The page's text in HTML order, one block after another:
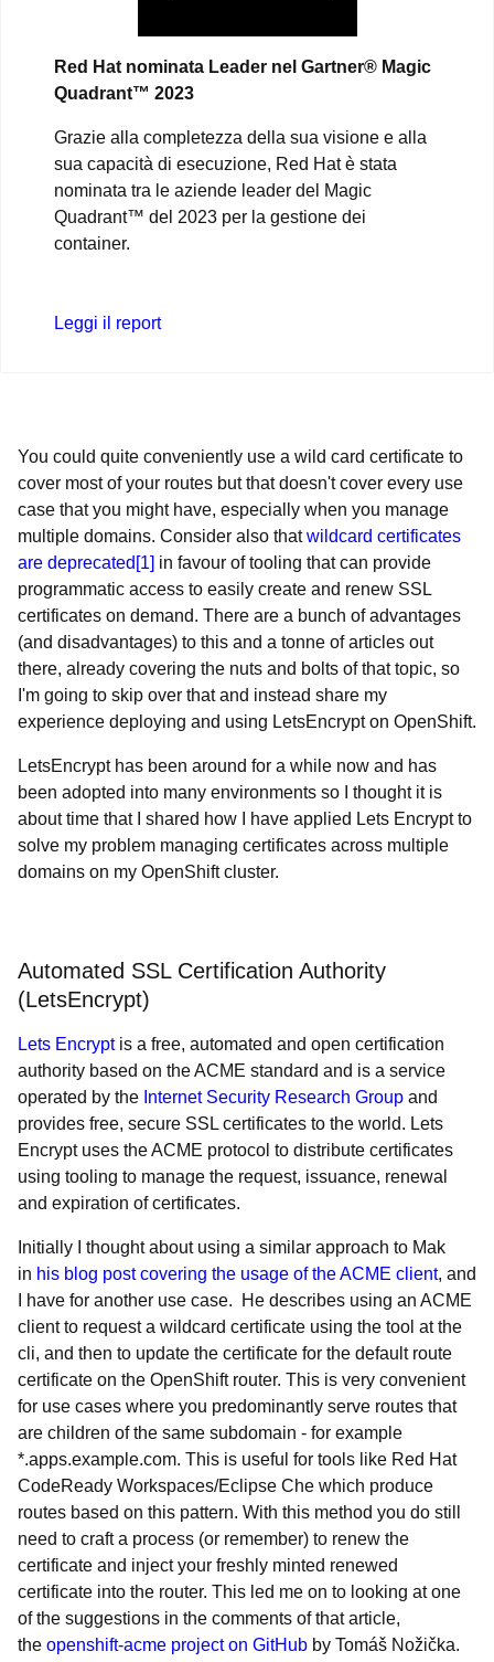
Red Hat nominata Leader nel Gartner® Magic
Quadrant™ 2023
Grazie alla completezza della sua visione e alla
sua capacità di esecuzione, Red Hat è stata
nominata tra le aziende leader del Magic
Quadrant™ del 2023 per la gestione dei
container.
Leggi il report
You could quite conveniently use a wild card certificate to
cover most of your routes but that doesn't cover every use
case that you might have, especially when you manage
multiple domains. Consider also thatwildcard certificates
are deprecated[1] in favour of tooling that can provide
programmatic access to easily create and renew SSL
certificates on demand. There are a bunch of advantages
(and disadvantages) to this and a tonne of articles out
there, already covering the nuts and bolts of that topic, so
I'm going to skip over that and instead share my
experience deploying and using LetsEncrypt on OpenShift.
LetsEncrypt has been around for a while now and has
been adopted into many environments so I thought it is
about time that I shared how I have applied Lets Encrypt to
solve my problem managing certificates across multiple
domains on my OpenShift cluster.
Automated SSL Certification Authority
(LetsEncrypt)
Lets Encryptis a free, automated and open certification
authority based on the ACME standard and is a service
operated by the Internet Security Research Group and
provides free, secure SSL certificates to the world. Lets
Encrypt uses the ACME protocol to distribute certificates
using tooling to manage the request, issuance, renewal
and expiration of certificates.
Initially I thought about using a similar approach to Mak
in his blog post covering the usage of the ACME client, and
I have for another use case. He describes using an ACME
client to request a wildcard certificate using the tool at the
cli, and then to update the certificate for the default route
certificate on the OpenShift router. This is very convenient
for use cases where you predominantly serve routes that
are children of the same subdomain - for example
*.apps.example.com. This is useful for tools like Red Hat
CodeReady Workspaces/Eclipse Che which produce
routes based on this pattern. With this method you do still
need to craft a process (or remember) to renew the
certificate and inject your freshly minted renewed
certificate into the router. This led me on to looking at one
of the suggestions in the comments of that article,
the openshift-acme project on GitHub by Tomáš Nožička.